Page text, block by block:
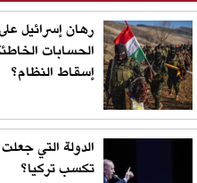
رهان إسرائيل
الحسابات
إسقاط النظام؟
الدولة التي
تكسب تركيا؟